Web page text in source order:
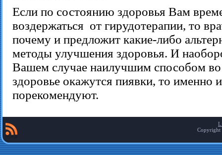
Если по состоянию здоровья Вам
воздержаться от гирудотерапии, то
почему и предложит какие-либо
методы улучшения здоровья. И
Вашем случае наилучшим способом
здоровье окажутся пиявки, то именно
порекомендуют.
Copyright